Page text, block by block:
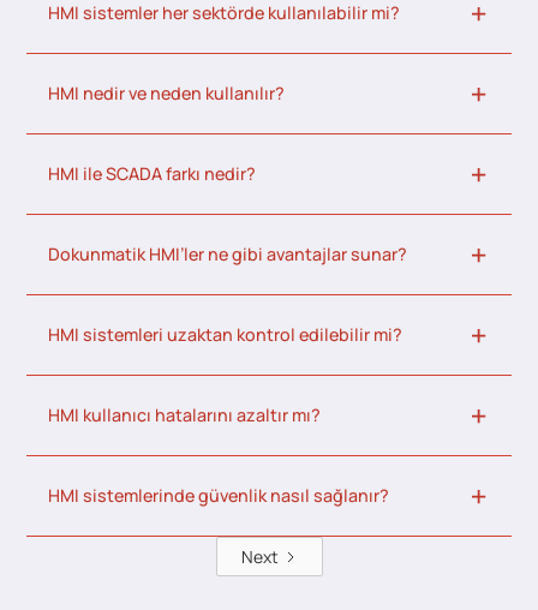
HMI sistemler her sektörde kullanılabilir mi?
HMI nedir ve neden kullanılır?
HMI ile SCADA farkı nedir?
Dokunmatik HMI’ler ne gibi avantajlar sunar?
HMI sistemleri uzaktan kontrol edilebilir mi?
HMI kullanıcı hatalarını azaltır mı?
HMI sistemlerinde güvenlik nasıl sağlanır?
Next